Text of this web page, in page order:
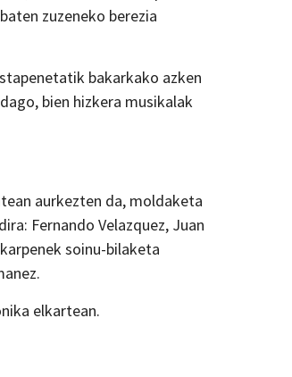
zuzeneko berezia
bakarkako azken
bien hizkera musikalak
aurkezten da, moldaketa
Fernando Velazquez, Juan
soinu-bilaketa
elkartean.